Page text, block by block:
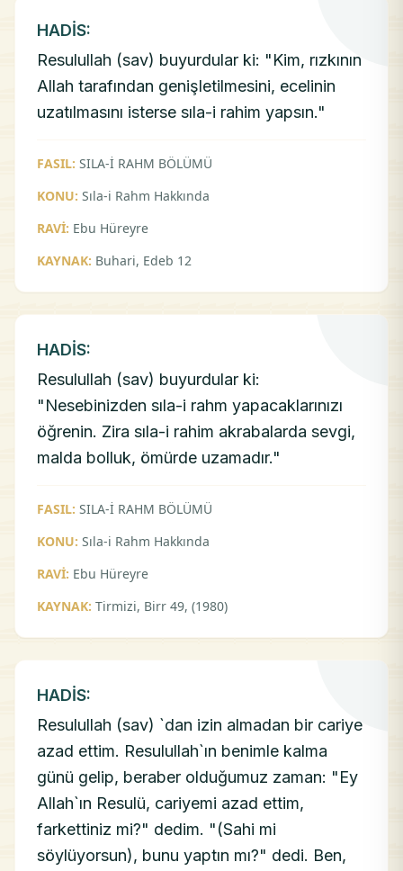
HADİS:
Resulullah (sav) buyurdular ki: "Kim, rızkının
Allah tarafından genişletilmesini, ecelinin
uzatılmasını isterse sıla-i rahim yapsın."
FASIL: SILA-İ RAHM BÖLÜMÜ
KONU: Sıla-i Rahm Hakkında
RAVİ: Ebu Hüreyre
KAYNAK: Buhari, Edeb 12
HADİS:
Resulullah (sav) buyurdular ki:
"Nesebinizden sıla-i rahm yapacaklarınızı
öğrenin. Zira sıla-i rahim akrabalarda sevgi,
malda bolluk, ömürde uzamadır."
FASIL: SILA-İ RAHM BÖLÜMÜ
KONU: Sıla-i Rahm Hakkında
RAVİ: Ebu Hüreyre
KAYNAK: Tirmizi, Birr 49, (1980)
HADİS:
Resulullah (sav) `dan izin almadan bir cariye
azad ettim. Resulullah`ın benimle kalma
günü gelip, beraber olduğumuz zaman: "Ey
Allah`ın Resulü, cariyemi azad ettim,
farkettiniz mi?" dedim. "(Sahi mi
söylüyorsun), bunu yaptın mı?" dedi. Ben,